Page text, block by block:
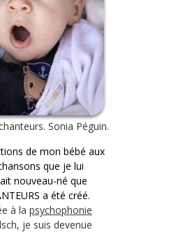
Sonia Péguin.
de mon bébé aux
que je lui
nouveau-né que
a été créé.
à la psychophonie
je suis devenue